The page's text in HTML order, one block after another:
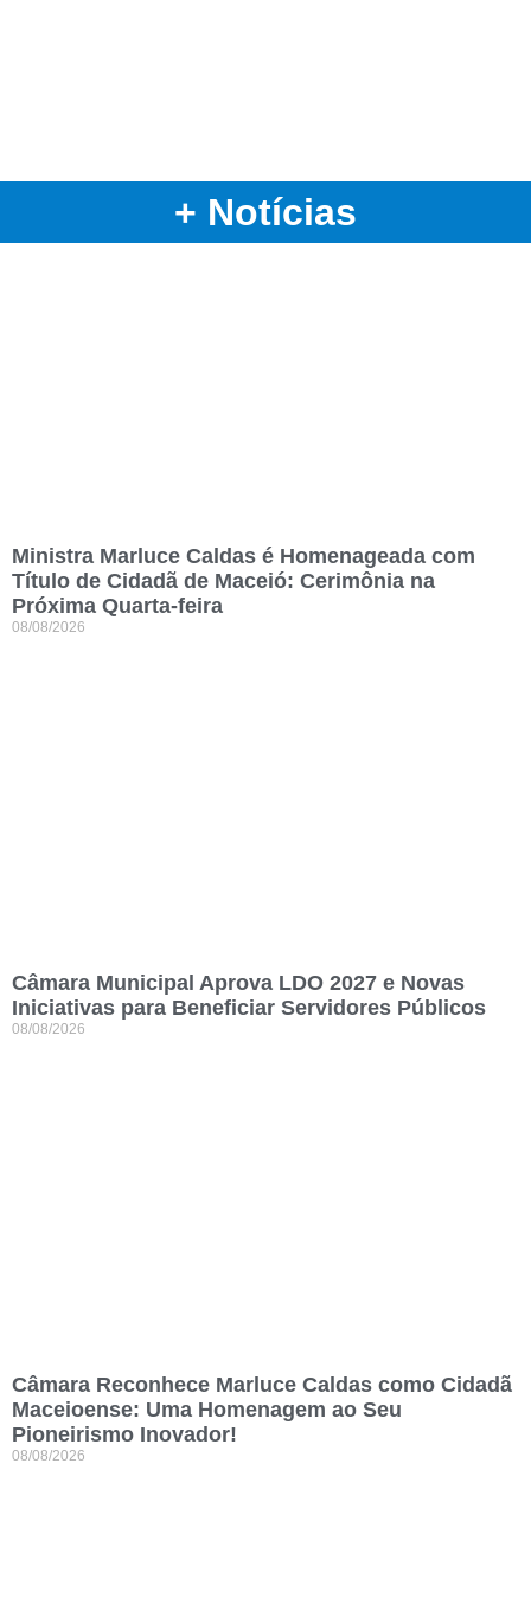
+ Notícias
Ministra Marluce Caldas é Homenageada com
Título de Cidadã de Maceió: Cerimônia na
Próxima Quarta-feira
08/08/2026
Câmara Municipal Aprova LDO 2027 e Novas
Iniciativas para Beneficiar Servidores Públicos
08/08/2026
Câmara Reconhece Marluce Caldas como Cidadã
Maceioense: Uma Homenagem ao Seu
Pioneirismo Inovador!
08/08/2026